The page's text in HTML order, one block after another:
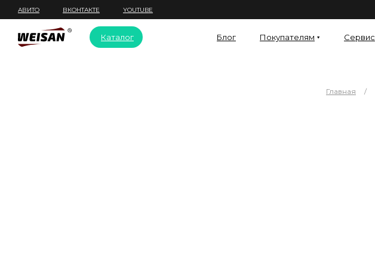
АВИТО ВКОНТАКТЕ YOUTUBE
Каталог Сервис
Покупателям
Блог
Главная /